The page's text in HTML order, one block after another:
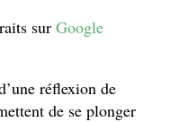
sur Google
réflexion de
de se plonger